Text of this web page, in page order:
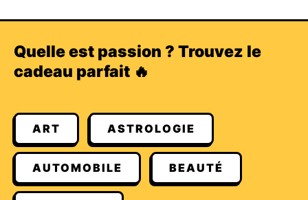
Quelle est passion ? Trouvez le
cadeau parfait 🔥
ART ASTROLOGIE
AUTOMOBILE BEAUTÉ